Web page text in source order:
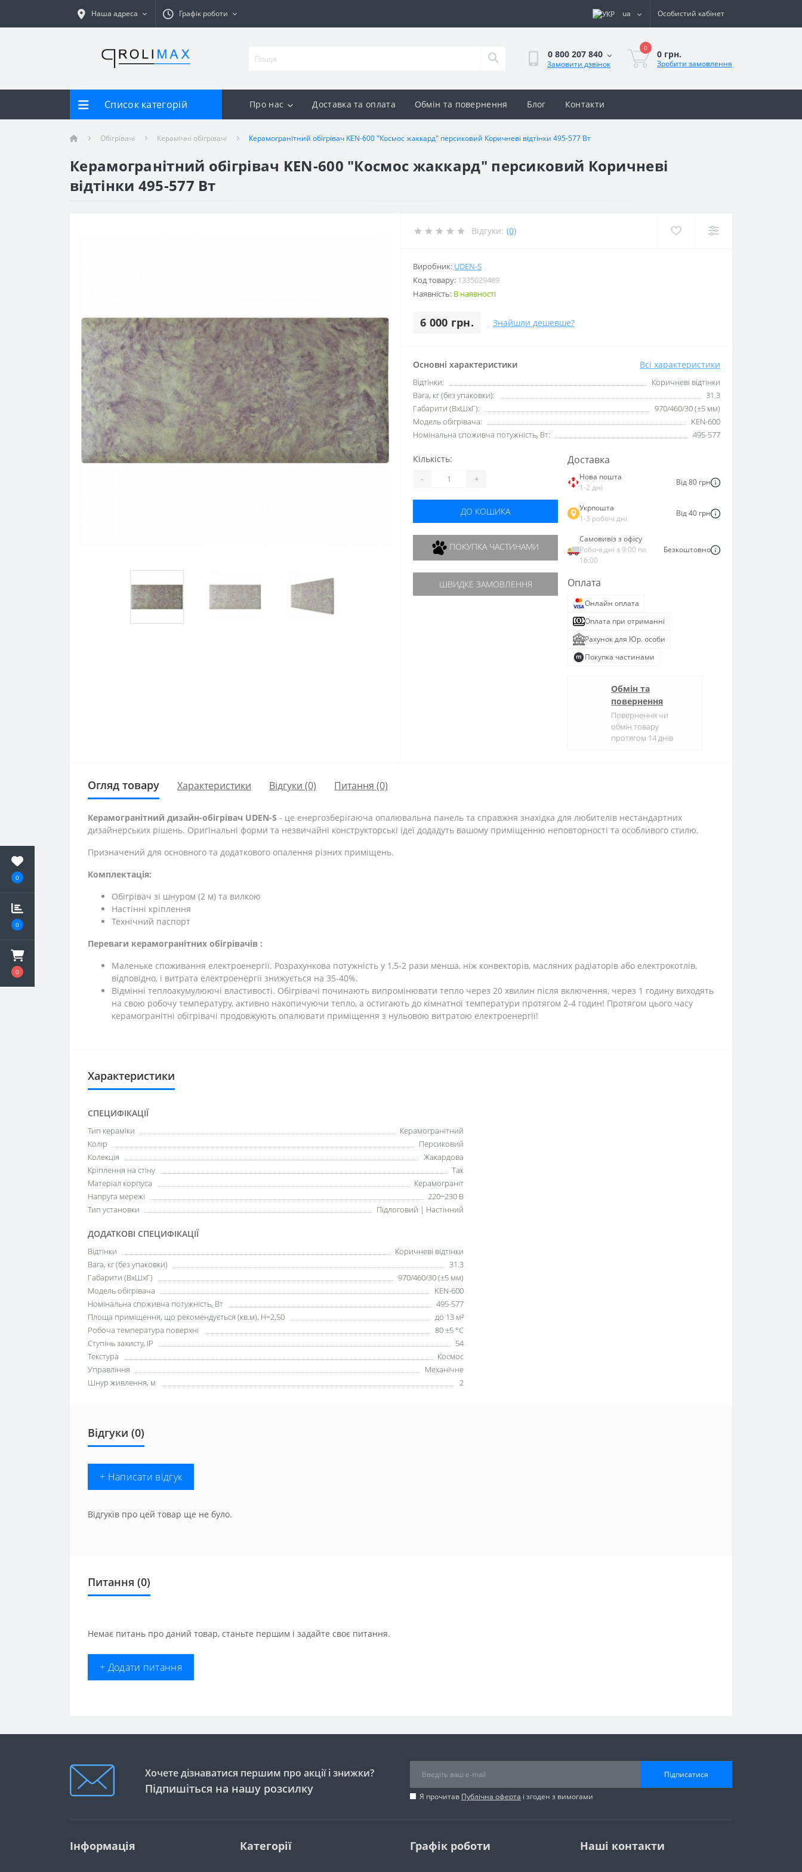
0
0
0
Наша адреса Графік роботи ua Особистий кабінет
0 800 207 840
Замовити дзвінок
0
0 грн.
Зробити замовлення
Список категорій Про нас Доставка та оплата Обмін та повернення Блог Контакти
Обігрівачі Керамічні обігрівачі Керамогранітний обігрівач KEN-600 "Космос жаккард" персиковий Коричневі відтінки 495-577 Вт
Керамогранітний обігрівач KEN-600 "Космос жаккард" персиковий Коричневі
відтінки 495-577 Вт
Відгуки: (0)
Виробник: UDEN-S
Код товару: 1335029489
Наявність: В наявності
6 000 грн. Знайшли дешевше?
Основні характеристики Всі характеристики
Відтінки:
Коричневі відтінки
Вага, кг (без упаковки):
31.3
Габарити (ВхШхГ):
970/460/30 (±5 мм)
Модель обігрівача:
KEN-600
Номінальна споживча потужність, Вт:
495-577
Кількість:
- +
ДО КОШИКА
ПОКУПКА ЧАСТИНАМИ
ШВИДКЕ ЗАМОВЛЕННЯ
Доставка
Нова пошта
1-2 дні
Від 80 грн
Укрпошта
1-3 робочі дні
Від 40 грн
Самовивіз з офісу
Робочі дні з 9:00 по
16:00
Безкоштовно
Оплата
Онлайн оплата
Оплата при отриманні
Рахунок для Юр. особи
Покупка частинами
Обмін та
повернення
Повернення чи
обмін товару
протягом 14 днів
Огляд товару Характеристики Відгуки (0) Питання (0)
Керамогранітний дизайн-обігрівач UDEN-S - це енергозберігаюча опалювальна панель та справжня знахідка для любителів нестандартних
дизайнерських рішень. Оригінальні форми та незвичайні конструкторські ідеї додадуть вашому приміщенню неповторності та особливого стилю.
Призначений для основного та додаткового опалення різних приміщень.
Комплектація:
Обігрівач зі шнуром (2 м) та вилкою
Настінні кріплення
Технічний паспорт
Переваги керамогранітних обігрівачів :
Маленьке споживання електроенергії. Розрахункова потужність у 1,5-2 рази менша, ніж конвекторів, масляних радіаторів або електрокотлів,
відповідно, і витрата електроенергії знижується на 35-40%.
Відмінні теплоакумулюючі властивості. Обігрівачі починають випромінювати тепло через 20 хвилин після включення, через 1 годину виходять
на свою робочу температуру, активно накопичуючи тепло, а остигають до кімнатної температури протягом 2-4 годин! Протягом цього часу
керамогранітні обігрівачі продовжують опалювати приміщення з нульовою витратою електроенергії!
Характеристики
СПЕЦИФІКАЦІЇ
Тип кераміки
Керамогранітний
Колір
Персиковий
Колекція
Жакардова
Кріплення на стіну
Так
Матеріал корпуса
Керамограніт
Напруга мережі
220~230 В
Тип установки
Підлоговий | Настінний
ДОДАТКОВІ СПЕЦИФІКАЦІЇ
Відтінки
Коричневі відтінки
Вага, кг (без упаковки)
31.3
Габарити (ВхШхГ)
970/460/30 (±5 мм)
Модель обігрівача
KEN-600
Номінальна споживча потужність, Вт
495-577
Площа приміщення, що рекомендується (кв.м), H=2,50
до 13 м²
Робоча температура поверхні
80 ±5 °С
Ступінь захисту, IP
54
Текстура
Космос
Управління
Механічне
Шнур живлення, м
2
Відгуки (0)
+ Написати відгук
Відгуків про цей товар ще не було.
Питання (0)
Немає питань про даний товар, станьте першим і задайте своє питання.
+ Додати питання
Хочете дізнаватися першим про акції і знижки?
Підпишіться на нашу розсилку
Підписатися
Я прочитав Публічна оферта і згоден з вимогами
Інформація Категорії Графік роботи Наші контакти